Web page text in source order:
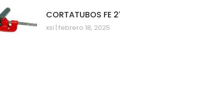
CORTATUBOS FE 2′
xsi febrero 18, 2025